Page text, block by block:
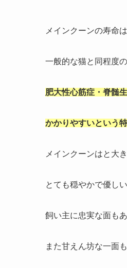
メインクーンの寿命
一般的な猫と同程度
肥大性心筋症・脊髄
かかりやすいという
メインクーンはと大
とても穏やかで優し
飼い主に忠実な面も
また甘えん坊な一面